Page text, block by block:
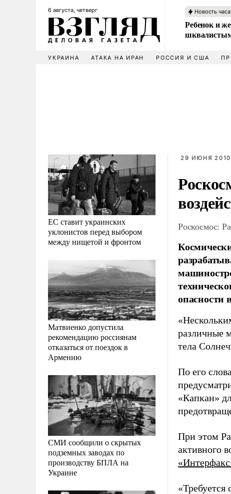
6 августа, четверг Новость часа
Ребенок и
УКРАИНА АТАКА НА ИРАН РОССИЯ И США
ЕС ставит украинских
уклонистов перед выбором
между нищетой и фронтом
Матвиенко допустила
рекомендацию россиянам
отказаться от поездок в
Армению
СМИ сообщили о скрытых
подземных заводах по
производству БПЛА на
Украине
29 ИЮНЯ
Роскосмос:
опасности
различные
тела
По его
«Капкан»
При этом
активного